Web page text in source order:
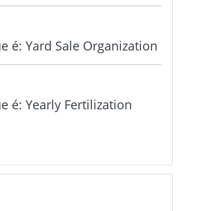
é: Yard Sale Organization
é: Yearly Fertilization